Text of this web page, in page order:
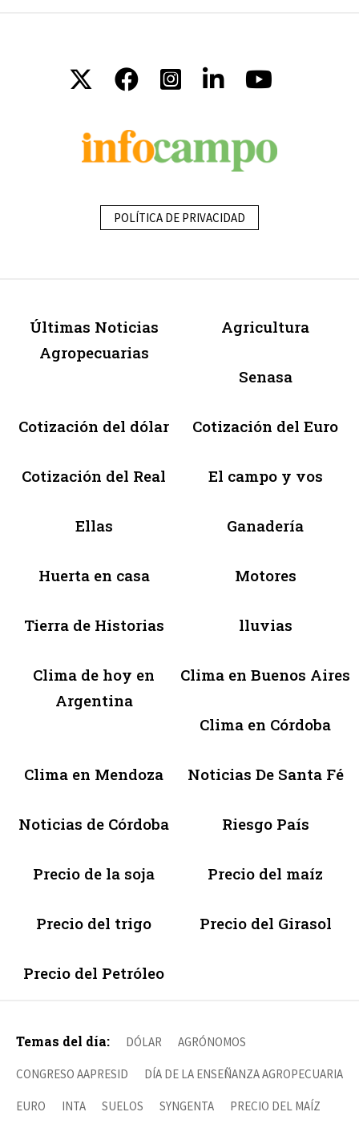
POLÍTICA DE PRIVACIDAD
Últimas Noticias
Agropecuarias
Agricultura
Senasa
Cotización del dólar Cotización del Euro
Cotización del Real El campo y vos
Ellas Ganadería
Huerta en casa Motores
Tierra de Historias lluvias
Clima de hoy en
Argentina
Clima en Buenos Aires
Clima en Córdoba
Clima en Mendoza Noticias De Santa Fé
Noticias de Córdoba Riesgo País
Precio de la soja Precio del maíz
Precio del trigo Precio del Girasol
Precio del Petróleo
Temas del día: DÓLAR AGRÓNOMOS
CONGRESO AAPRESID DÍA DE LA ENSEÑANZA AGROPECUARIA
EURO INTA SUELOS SYNGENTA PRECIO DEL MAÍZ